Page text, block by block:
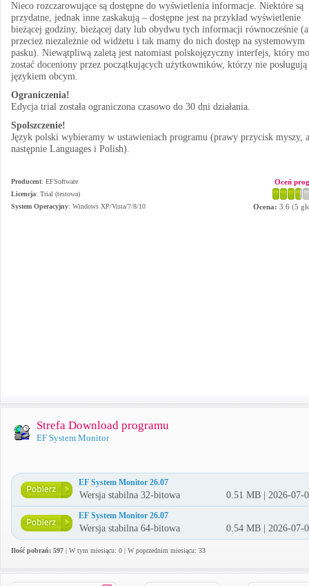
Nieco rozczarowujące są dostępne do wyświetlenia informacje. Niektóre są
przydatne, jednak inne zaskakują – dostępne jest na przykład wyświetlenie
bieżącej godziny, bieżącej daty lub obydwu tych informacji równocześnie (a
przecież niezależnie od widżetu i tak mamy do nich dostęp na systemowym
pasku). Niewątpliwą zaletą jest natomiast polskojęzyczny interfejs, który
zostać doceniony przez początkujących użytkowników, którzy nie posługują
językiem obcym.
Ograniczenia!
Edycja trial została ograniczona czasowo do 30 dni działania.
Spolszczenie!
Język polski wybieramy w ustawieniach programu (prawy przycisk myszy, a
następnie Languages i Polish).
Producent: EFSoftware
Licencja: Trial (testowa)
System Operacyjny: Windows XP/Vista/7/8/10
Oceń
Ocena: 3.6 (5
Strefa Download programu
EF System Monitor
EF System Monitor 26.07
Wersja stabilna 32-bitowa 0.51 MB | 2026-07-
EF System Monitor 26.07
Wersja stabilna 64-bitowa 0.54 MB | 2026-07-
Ilość pobrań: 597 | W tym miesiącu: 0 | W poprzednim miesiącu: 33